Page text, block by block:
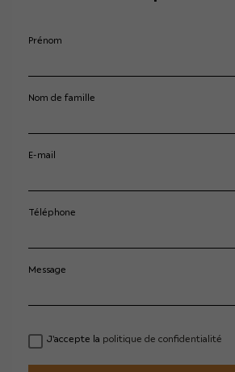
Prénom
Nom de famille
E-mail
Téléphone
Message
J'accepte la politique de confidentialité